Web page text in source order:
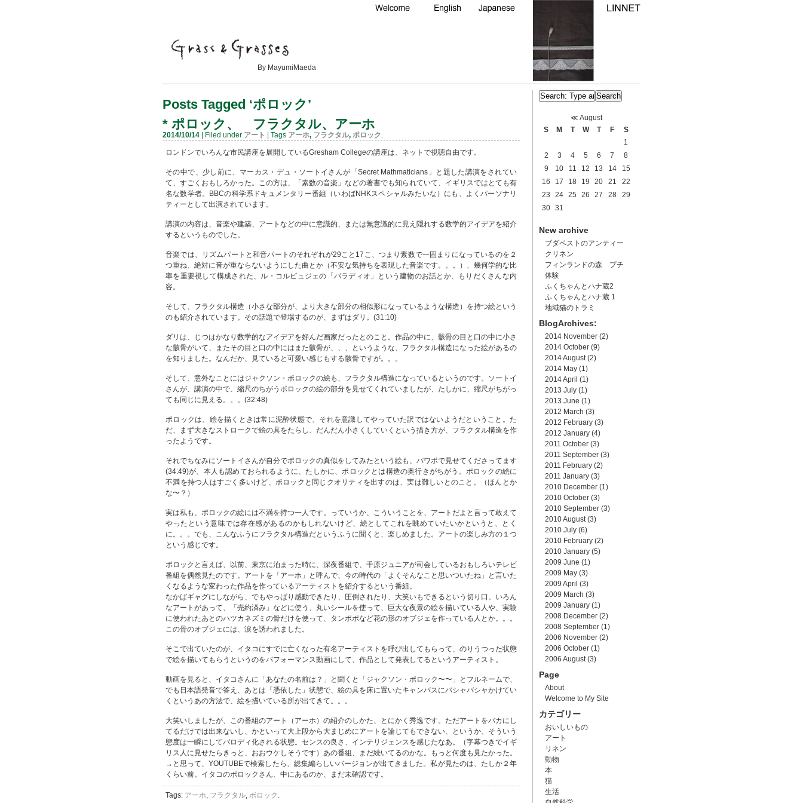
By MayumiMaeda
Posts Tagged ‘ポロック’
* ポロック、 フラクタル、アーホ
2014/10/14 | Filed under アート | Tags アーホ, フラクタル, ポロック.
ロンドンでいろんな市民講座を展開しているGresham Collegeの講座は、ネットで視聴自由です。
その中で、少し前に、マーカス・デュ・ソートイさんが「Secret Mathmaticians」と題した講演をされてい
て、すごくおもしろかった。この方は、「素数の音楽」などの著書でも知られていて、イギリスではとても有
名な数学者。BBCの科学系ドキュメンタリー番組（いわばNHKスペシャルみたいな）にも、よくパーソナリ
ティーとして出演されています。
講演の内容は、音楽や建築、アートなどの中に意識的、または無意識的に見え隠れする数学的アイデアを紹介
するというものでした。
音楽では、リズムパートと和音パートのそれぞれが29こと17こ、つまり素数で一固まりになっているのを２
つ重ね、絶対に音が重ならないようにした曲とか（不安な気持ちを表現した音楽です。。。）、幾何学的な比
率を重要視して構成された、ル・コルビュジェの「パラディオ」という建物のお話とか、もりだくさんな内
容。
そして、フラクタル構造（小さな部分が、より大きな部分の相似形になっているような構造）を持つ絵という
のも紹介されています。その話題で登場するのが、まずはダリ。(31:10)
ダリは、じつはかなり数学的なアイデアを好んだ画家だったとのこと。作品の中に、骸骨の目と口の中に小さ
な骸骨がいて、またその目と口の中にはまた骸骨が、、、というような、フラクタル構造になった絵があるの
を知りました。なんだか、見ていると可愛い感じもする骸骨ですが。。。
そして、意外なことにはジャクソン・ポロックの絵も、フラクタル構造になっているというのです。ソートイ
さんが、講演の中で、縮尺のちがうポロックの絵の部分を見せてくれていましたが、たしかに、縮尺がちがっ
ても同じに見える。。。(32:48)
ポロックは、絵を描くときは常に泥酔状態で、それを意識してやっていた訳ではないようだということ。た
だ、まず大きなストロークで絵の具をたらし、だんだん小さくしていくという描き方が、フラクタル構造を作
ったようです。
それでちなみにソートイさんが自分でポロックの真似をしてみたという絵も、パワポで見せてくださってます
(34:49)が、本人も認めておられるように、たしかに、ポロックとは構造の奥行きがちがう。ポロックの絵に
不満を持つ人はすごく多いけど、ポロックと同じクオリティを出すのは、実は難しいとのこと。（ほんとか
な〜？）
実は私も、ポロックの絵には不満を持つ一人です。っていうか、こういうことを、アートだよと言って敢えて
やったという意味では存在感があるのかもしれないけど、絵としてこれを眺めていたいかというと、とく
に。。。でも、こんなふうにフラクタル構造だというふうに聞くと、楽しめました。アートの楽しみ方の１つ
という感じです。
ポロックと言えば、以前、東京に泊まった時に、深夜番組で、千原ジュニアが司会しているおもしろいテレビ
番組を偶然見たのです。アートを「アーホ」と呼んで、今の時代の「よくそんなこと思いついたね」と言いた
くなるような変わった作品を作っているアーティストを紹介するという番組。
なかばギャグにしながら、でもやっぱり感動できたり、圧倒されたり、大笑いもできるという切り口。いろん
なアートがあって、「売約済み」などに使う、丸いシールを使って、巨大な夜景の絵を描いている人や、実験
に使われたあとのハツカネズミの骨だけを使って、タンポポなど花の形のオブジェを作っている人とか。。。
この骨のオブジェには、涙を誘われました。
そこで出ていたのが、イタコにすでに亡くなった有名アーティストを呼び出してもらって、のりうつった状態
で絵を描いてもらうというのをパフォーマンス動画にして、作品として発表してるというアーティスト。
動画を見ると、イタコさんに「あなたの名前は？」と聞くと「ジャクソン・ポロック〜〜」とフルネームで、
でも日本語発音で答え、あとは「憑依した」状態で、絵の具を床に置いたキャンバスにバシャバシャかけてい
くというあの方法で、絵を描いている所が出てきて。。。
大笑いしましたが、この番組のアート（アーホ）の紹介のしかた、とにかく秀逸です。ただアートをバカにし
てるだけでは出来ないし、かといって大上段から大まじめにアートを論じてもできない、というか、そういう
態度は一瞬にしてパロディ化される状態。センスの良さ、インテリジェンスを感じたなあ。（字幕つきでイギ
リス人に見せたらきっと、おおウケしそうです）あの番組、まだ続いてるのかな。もっと何度も見たかった。
→と思って、YOUTUBEで検索したら、総集編らしいバージョンが出てきました。私が見たのは、たしか２年
くらい前。イタコのポロックさん、中にあるのか、まだ未確認です。
Tags: アーホ, フラクタル, ポロック .
≪ August
S
M T W T F
S
1
2
3 4 5 6 7
8
9
10 11 12 13 14
15
16
17 18 19 20 21
22
23
24 25 26 27 28
29
30 31
New archive
ブダペストのアンティー
クリネン
フィンランドの森 プチ
体験
ふくちゃんとハナ蔵2
ふくちゃんとハナ蔵 1
地域猫のトラミ
BlogArchives:
2014 November (2)
2014 October (9)
2014 August(2)
2014 May (1)
2014 April (1)
2013 July (1)
2013 June (1)
2012 March (3)
2012 February (3)
2012 January (4)
2011 October (3)
2011 September (3)
2011 February (2)
2011 January (3)
2010 December (1)
2010 October (3)
2010 September (3)
2010 August(3)
2010 July (6)
2010 February (2)
2010 January (5)
2009 June (1)
2009 May (3)
2009 April (3)
2009 March (3)
2009 January (1)
2008 December (2)
2008 September (1)
2006 November (2)
2006 October (1)
2006 August(3)
Page
About
Welcome to My Site
カテゴリー
おいしいもの
アート
リネン
動物
本
猫
生活